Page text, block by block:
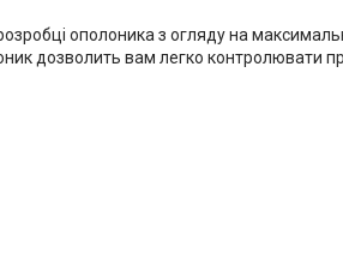
ополоника з огляду на
дозволить вам легко контролювати